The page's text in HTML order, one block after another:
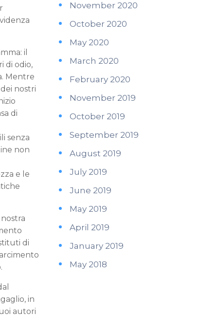
il
di odio,
Mentre
nostri
di
senza
non
e le
di
in
autori
November 2020
October 2020
May 2020
March 2020
February 2020
November 2019
October 2019
September 2019
August 2019
July 2019
June 2019
May 2019
April 2019
January 2019
May 2018